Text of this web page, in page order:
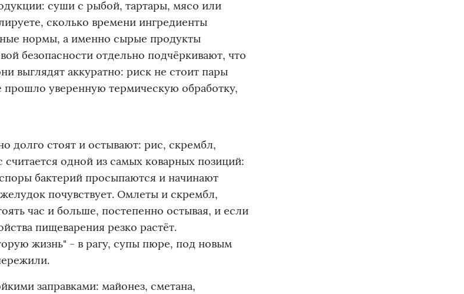
суши с рыбой, тартары, мясо или
сколько времени ингредиенты
нормы, а именно сырые продукты
безопасности отдельно подчёркивают, что
выглядят аккуратно: риск не стоит пары
прошло уверенную термическую обработку,
долго стоят и остывают: рис, скрембл,
одной из самых коварных позиций:
споры бактерий просыпаются и начинают
почувствует. Омлеты и скрембл,
час и больше, постепенно остывая, и если
пищеварения резко растёт.
жизнь" - в рагу, супы пюре, под новым
заправками: майонез, сметана,